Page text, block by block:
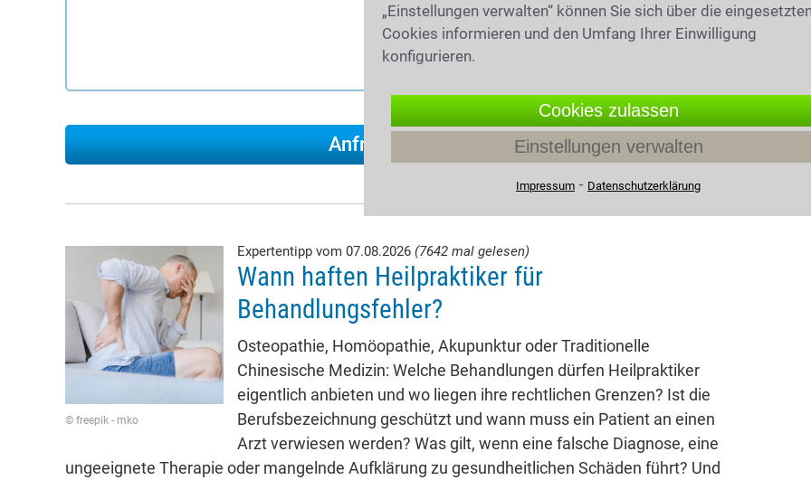
© freepik - mko
Expertentipp vom 07.08.2026 (7642 mal gelesen)
Wann haften Heilpraktiker für
Behandlungsfehler?
Osteopathie, Homöopathie, Akupunktur oder Traditionelle
Chinesische Medizin: Welche Behandlungen dürfen Heilpraktiker
eigentlich anbieten und wo liegen ihre rechtlichen Grenzen? Ist die
Berufsbezeichnung geschützt und wann muss ein Patient an einen
Arzt verwiesen werden? Was gilt, wenn eine falsche Diagnose, eine
ungeeignete Therapie oder mangelnde Aufklärung zu gesundheitlichen Schäden führt? Und
„Einstellungen verwalten“ können Sie sich über die
Cookies informieren und den Umfang Ihrer Einwilligung
konfigurieren.
Cookies zulassen
Einstellungen verwalten
Impressum ⁃ Datenschutzerklärung